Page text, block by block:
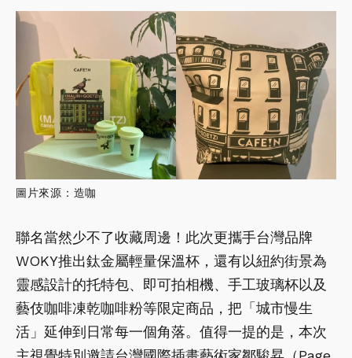
圖片來源：造咖
聯名當然少不了收藏周邊！此次更攜手台灣品牌
WOKY推出鈦金屬輕量保溫杯，還有以紐約街景為
靈感設計的托特包、即可拍相機、手工玻璃杯以及
藝伎咖啡凍乾咖啡粉等限定商品，把「城市慢生
活」延伸到日常每一個角落。值得一提的是，本次